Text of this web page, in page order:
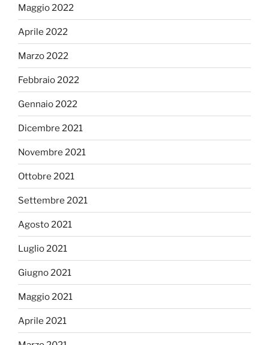
Maggio 2022
Aprile 2022
Marzo 2022
Febbraio 2022
Gennaio 2022
Dicembre 2021
Novembre 2021
Ottobre 2021
Settembre 2021
Agosto 2021
Luglio 2021
Giugno 2021
Maggio 2021
Aprile 2021